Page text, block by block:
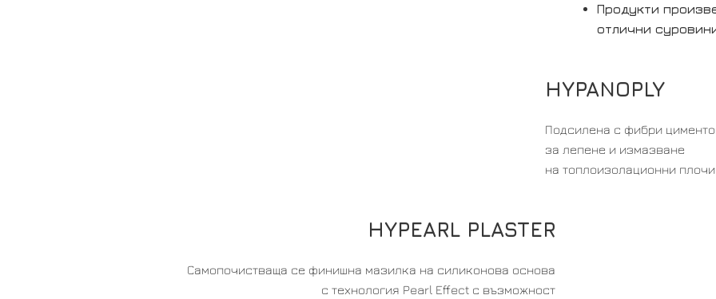
Продукти
отлични
HYPANOPLY
Подсилена с фибри
за лепене и измазване
на топлоизолационни плочи
HYPEARL PLASTER
Самопочистваща се финишна мазилка на силиконова основа
с технология Pearl Effect с възможност